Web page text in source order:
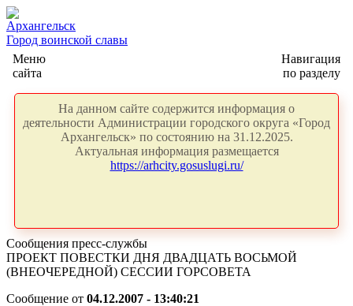
Архангельск
Город воинской славы
Меню
сайта
Навигация
по разделу
На данном сайте содержится информация о
деятельности Администрации городского округа «Город
Архангельск» по состоянию на 31.12.2025.
Актуальная информация размещается
https://arhcity.gosuslugi.ru/
Сообщения пресс-службы
ПРОЕКТ ПОВЕСТКИ ДНЯ ДВАДЦАТЬ ВОСЬМОЙ
(ВНЕОЧЕРЕДНОЙ) СЕССИИ ГОРСОВЕТА
Сообщение от 04.12.2007 - 13:40:21